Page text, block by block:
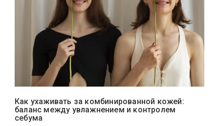
Как ухаживать за комбинированной кожей:
баланс между увлажнением и контролем
себума